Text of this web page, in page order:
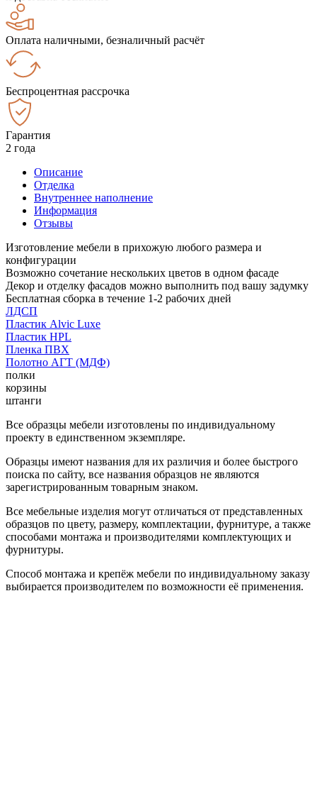
Оплата наличными, безналичный расчёт
Беспроцентная рассрочка
Гарантия
2 года
Описание
Отделка
Внутреннее наполнение
Информация
Отзывы
Изготовление мебели в прихожую любого размера и
конфигурации
Возможно сочетание нескольких цветов в одном фасаде
Декор и отделку фасадов можно выполнить под вашу задумку
Бесплатная сборка в течение 1-2 рабочих дней
ЛДСП
Пластик Alvic Luxe
Пластик HPL
Пленка ПВХ
Полотно АГТ (МДФ)
полки
корзины
штанги
Все образцы мебели изготовлены по индивидуальному
проекту в единственном экземпляре.
Образцы имеют названия для их различия и более быстрого
поиска по сайту, все названия образцов не являются
зарегистрированным товарным знаком.
Все мебельные изделия могут отличаться от представленных
образцов по цвету, размеру, комплектации, фурнитуре, а также
способами монтажа и производителями комплектующих и
фурнитуры.
Способ монтажа и крепёж мебели по индивидуальному заказу
выбирается производителем по возможности её применения.